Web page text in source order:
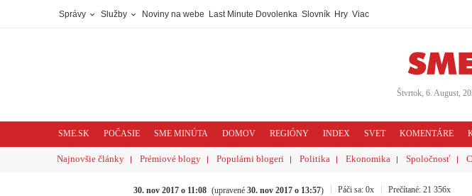
Správy Služby Noviny na webe Last Minute Dovolenka Slovník Hry Viac
Štvrtok, 6. August,
SME.SK POČASIE SME MINÚTA DOMOV REGIÓNY INDEX SVET KOMENTÁRE
Najnovšie články Prémiové blogy Populárni blogeri Politika Ekonomika Spoločnosť
30. nov 2017 o 11:08 (upravené 30. nov 2017 o 13:57) Páči sa: 0x Prečítané: 21 356x